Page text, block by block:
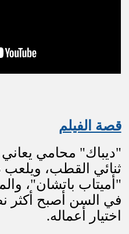
قصة الفيلم
"ديباك" محامي
ثنائي القطب،
"أميتاب باتشان"،
في السن أصبح أكثر
اختيار أعماله.